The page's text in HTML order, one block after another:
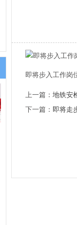
即将步入工作岗
上一篇： 地铁安
下一篇： 即将走